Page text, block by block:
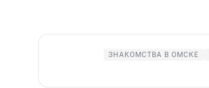
ЗНАКОМСТВА В ОМСКЕ